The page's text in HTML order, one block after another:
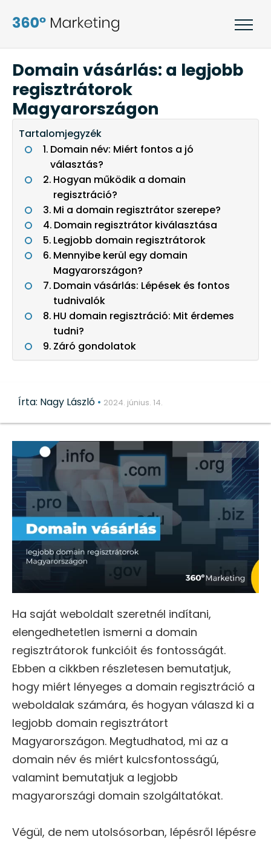
Domain vásárlás: a legjobb
regisztrátorok
Magyarországon
Tartalomjegyzék
Domain név: Miért fontos a jó
választás?
Hogyan működik a domain
regisztráció?
Mi a domain regisztrátor szerepe?
Domain regisztrátor kiválasztása
Legjobb domain regisztrátorok
Mennyibe kerül egy domain
Magyarországon?
Domain vásárlás: Lépések és fontos
tudnivalók
HU domain regisztráció: Mit érdemes
tudni?
Záró gondolatok
Írta: Nagy László • 2024. június. 14.
Ha saját weboldalt szeretnél indítani,
elengedhetetlen ismerni a domain
regisztrátorok funkcióit és fontosságát.
Ebben a cikkben részletesen bemutatjuk,
hogy miért lényeges a domain regisztráció a
weboldalak számára, és hogyan válaszd ki a
legjobb domain regisztrátort
Magyarországon. Megtudhatod, mi az a
domain név és miért kulcsfontosságú,
valamint bemutatjuk a legjobb
magyarországi domain szolgáltatókat.
Végül, de nem utolsósorban, lépésről lépésre